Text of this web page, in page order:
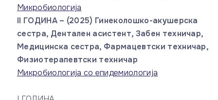
Микробиологија
II ГОДИНА – (2025) Гинеколошко-акушерска
сестра, Дентален асистент, Забен техничар,
Медицинска сестра, Фармацевтски техничар,
Физиотерапевтски техничар
Микробиологија со епидемиологија